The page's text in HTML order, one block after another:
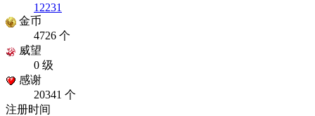
12231
金币
4726 个
威望
0 级
感谢
20341 个
注册时间